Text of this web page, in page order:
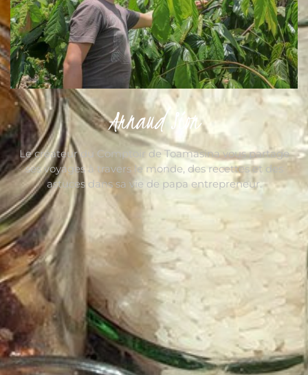
Arnaud Sion
Le créateur du Comptoir de Toamasina vous partage
ses voyages à travers le monde, des recettes et des
astuces dans sa vie de papa entrepreneur.